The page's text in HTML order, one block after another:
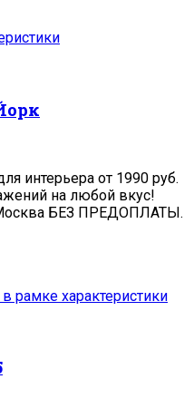
интерьера от 1990 руб.
на любой вкус!
Москва БЕЗ ПРЕДОПЛАТЫ.